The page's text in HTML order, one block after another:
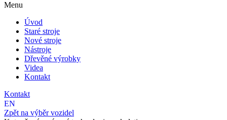
Menu
Úvod
Staré stroje
Nové stroje
Nástroje
Dřevěné výrobky
Videa
Kontakt
Kontakt
EN
Zpět na výběr vozidel